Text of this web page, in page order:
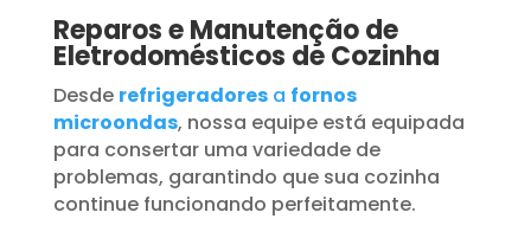
Reparos e Manutenção de
Eletrodomésticos de Cozinha
Desde refrigeradoresa fornos
microondas, nossa equipe está equipada
para consertar uma variedade de
problemas, garantindo que sua cozinha
continue funcionando perfeitamente.